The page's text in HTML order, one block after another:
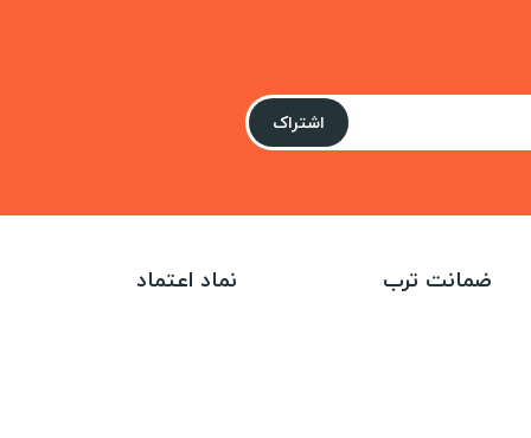
اشتراک
ضمانت ترب نماد اعتماد